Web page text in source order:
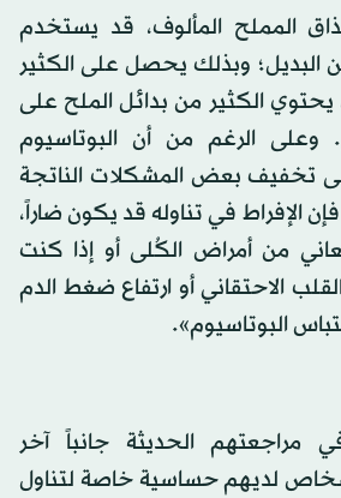
المملح المألوف، قد يستخدم
البديل؛ وبذلك يحصل على الكثير
الكثير من بدائل الملح على
وعلى الرغم من أن البوتاسيوم
تخفيف بعض المشكلات الناتجة
الإفراط في تناوله قد يكون ضاراً،
من أمراض الكُلى أو إذا كنت
الاحتقاني أو ارتفاع ضغط الدم
البوتاسيوم».
مراجعتهم الحديثة جانباً آخر
لديهم حساسية خاصة لتناول